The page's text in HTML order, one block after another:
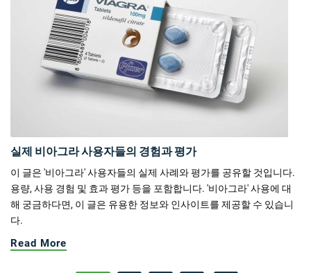
실제 비아그라 사용자들의 경험과 평가
이 글은 '비아그라' 사용자들의 실제 사례와 평가를 공유할 것입니다.
용량, 사용 경험 및 효과 평가 등을 포함합니다. '비아그라' 사용에 대
해 궁금하다면, 이 글은 유용한 정보와 인사이트를 제공할 수 있습니
다.
Read More